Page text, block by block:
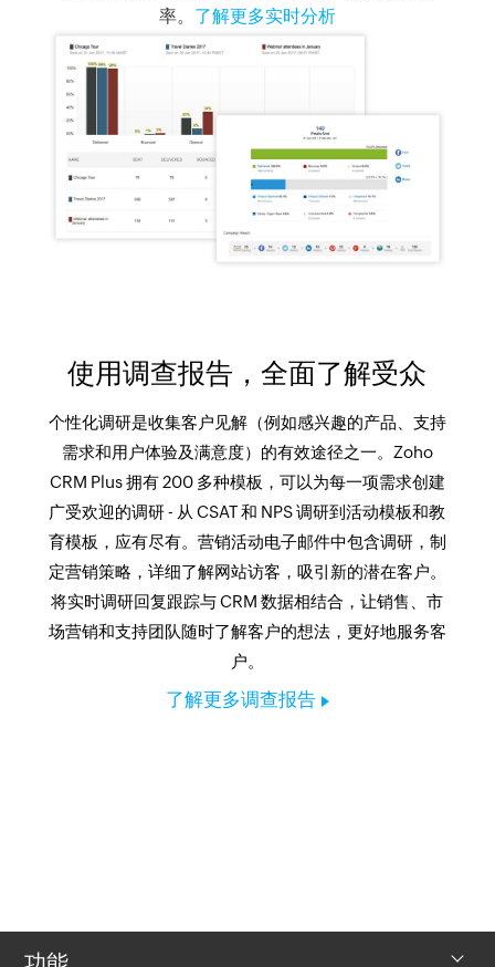
率。 了解更多实时分析
使用调查报告，全面了解受众
个性化调研是收集客户见解（例如感兴趣的产品、支持
需求和用户体验及满意度）的有效途径之一。Zoho
CRM Plus 拥有 200 多种模板，可以为每一项需求创建
广受欢迎的调研 - 从 CSAT 和 NPS 调研到活动模板和教
育模板，应有尽有。营销活动电子邮件中包含调研，制
定营销策略，详细了解网站访客，吸引新的潜在客户。
将实时调研回复跟踪与 CRM 数据相结合，让销售、市
场营销和支持团队随时了解客户的想法，更好地服务客
户。
了解更多调查报告